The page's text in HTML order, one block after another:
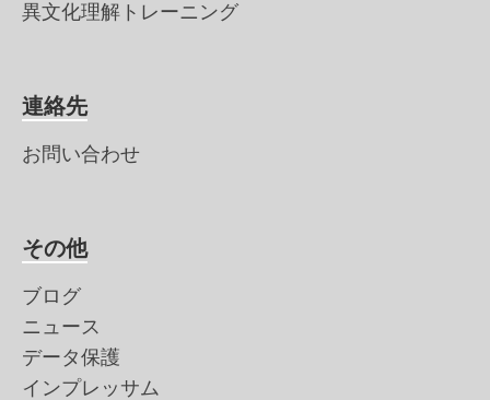
異文化理解トレーニング
連絡先
お問い合わせ
その他
ブログ
ニュース
データ保護
インプレッサム